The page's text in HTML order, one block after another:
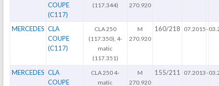
COUPE
(C117)
(117.344)
270.920
MERCEDES CLA
COUPE
(C117)
CLA 250
(117.350), 4-
matic
(117.351)
M
270.920
160/218 07.2015-
MERCEDES CLA
COUPE
CLA 250 4-
matic
M
270.920
155/211 07.2013-